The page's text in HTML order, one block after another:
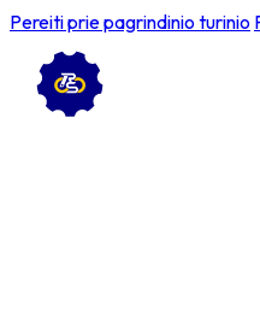
Pereiti prie pagrindinio turinio